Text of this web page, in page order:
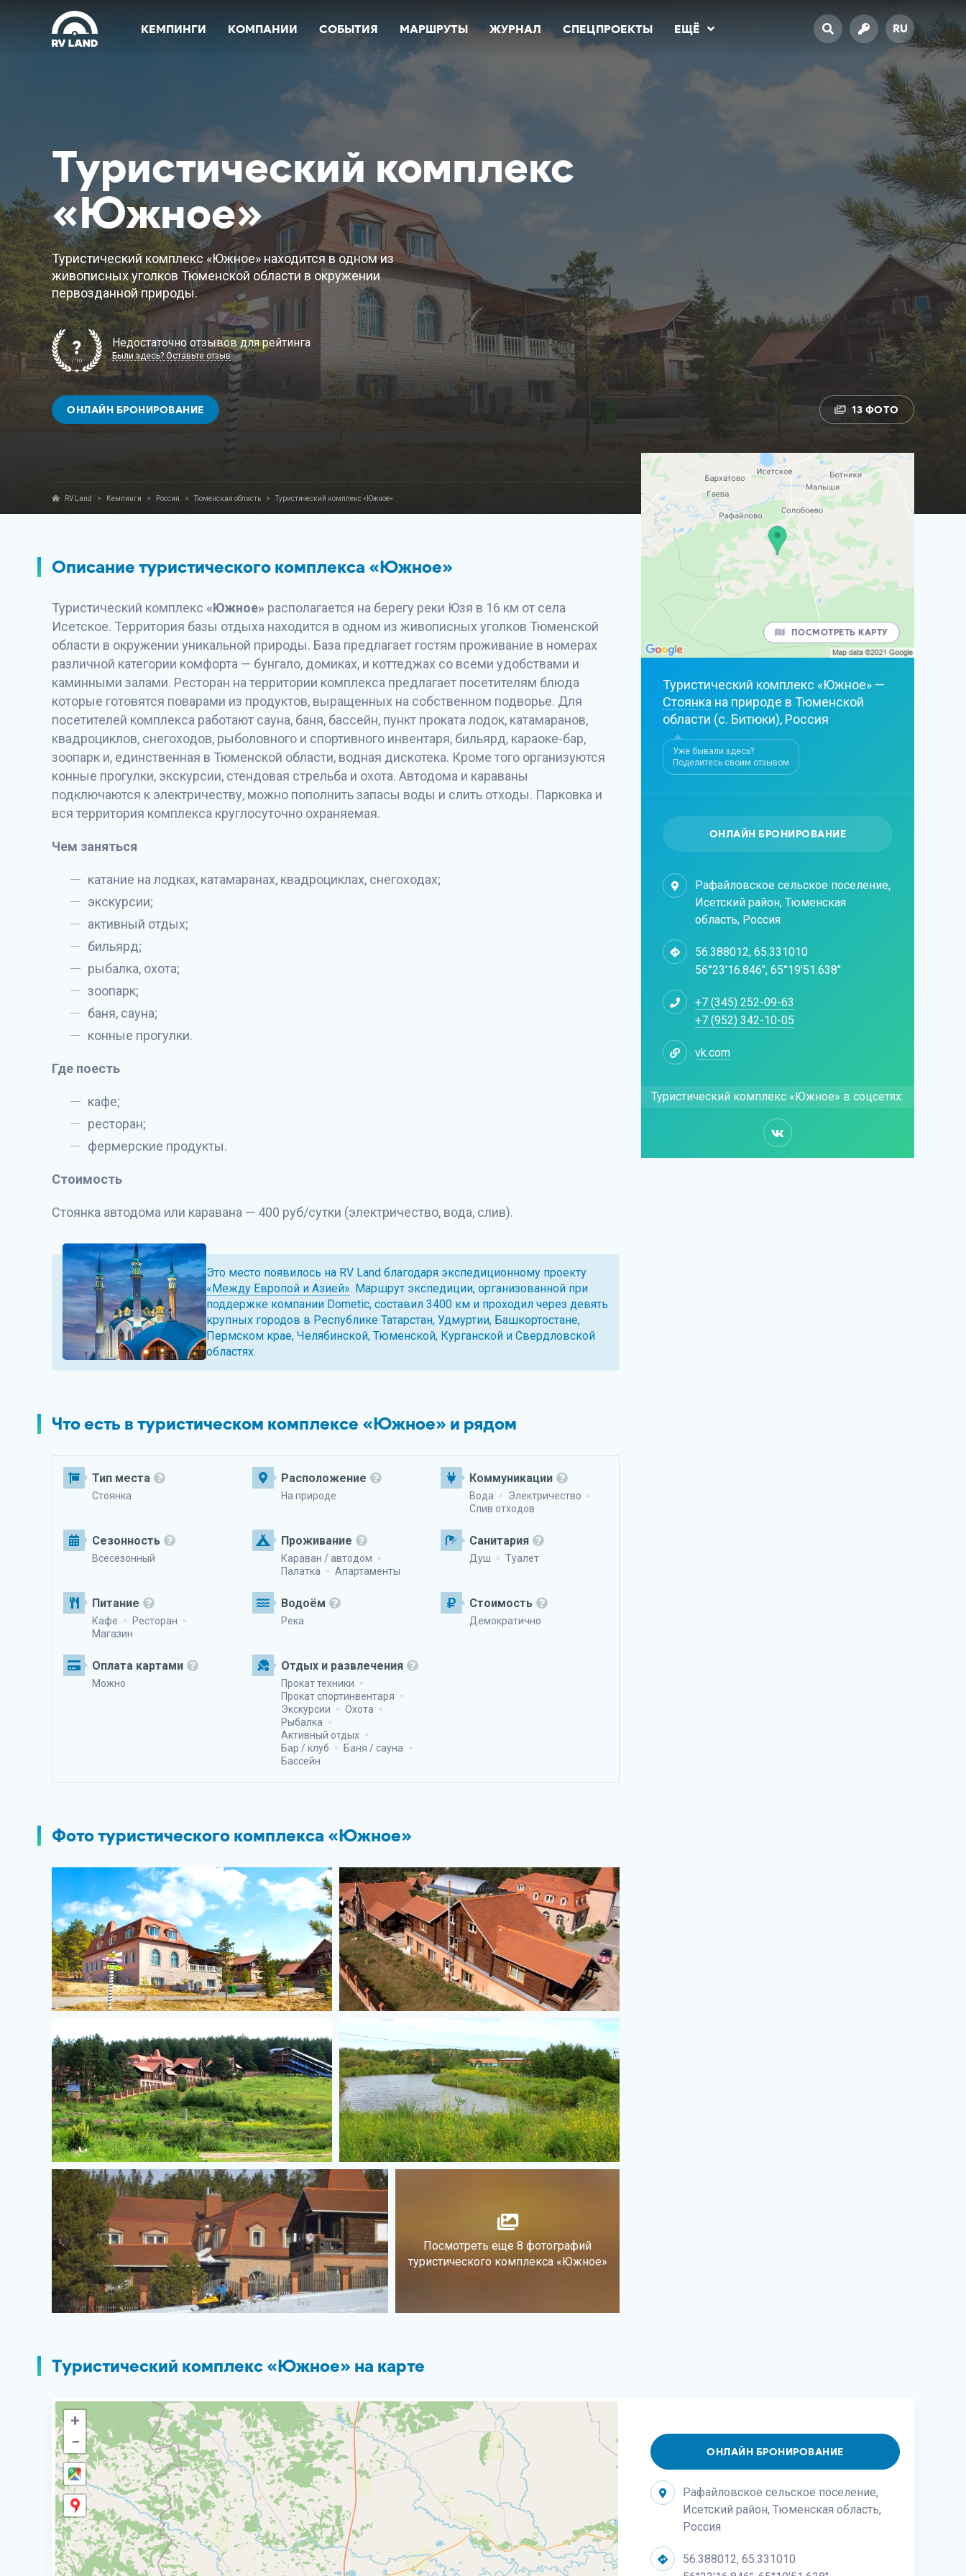
КЕМПИНГИ КОМПАНИИ СОБЫТИЯ МАРШРУТЫ ЖУРНАЛ СПЕЦПРОЕКТЫ ЕЩЁ RU
Туристический комплекс
«Южное»
Туристический комплекс «Южное» находится в одном из
живописных уголков Тюменской области в окружении
первозданной природы.
?
/ 10
Недостаточно отзывов для рейтинга
Были здесь? Оставьте отзыв
ОНЛАЙН БРОНИРОВАНИЕ 13 ФОТО
RV Land > Кемпинги > Россия > Тюменская область > Туристический комплекс «Южное»
Описание туристического комплекса «Южное»
Туристический комплекс «Южное» располагается на берегу реки Юзя в 16 км от села
Исетское. Территория базы отдыха находится в одном из живописных уголков Тюменской
области в окружении уникальной природы. База предлагает гостям проживание в номерах
различной категории комфорта — бунгало, домиках, и коттеджах со всеми удобствами и
каминными залами. Ресторан на территории комплекса предлагает посетителям блюда
которые готовятся поварами из продуктов, выращенных на собственном подворье. Для
посетителей комплекса работают сауна, баня, бассейн, пункт проката лодок, катамаранов,
квадроциклов, снегоходов, рыболовного и спортивного инвентаря, бильярд, караоке-бар,
зоопарк и, единственная в Тюменской области, водная дискотека. Кроме того организуются
конные прогулки, экскурсии, стендовая стрельба и охота. Автодома и караваны
подключаются к электричеству, можно пополнить запасы воды и слить отходы. Парковка и
вся территория комплекса круглосуточно охраняемая.
Чем заняться
катание на лодках, катамаранах, квадроциклах, снегоходах;
экскурсии;
активный отдых;
бильярд;
рыбалка, охота;
зоопарк;
баня, сауна;
конные прогулки.
Где поесть
кафе;
ресторан;
фермерские продукты.
Стоимость
Стоянка автодома или каравана — 400 руб/сутки (электричество, вода, слив).
Это место появилось на RV Land благодаря экспедиционному проекту
«Между Европой и Азией». Маршрут экспедиции, организованной при
поддержке компании Dometic, составил 3400 км и проходил через девять
крупных городов в Республике Татарстан, Удмуртии, Башкортостане,
Пермском крае, Челябинской, Тюменской, Курганской и Свердловской
областях.
Что есть в туристическом комплексе «Южное» и рядом
Тип места
Стоянка
Расположение
На природе
Коммуникации
Вода
Электричество
Слив отходов
Сезонность
Всесезонный
Проживание
Караван / автодом
Палатка
Апартаменты
Санитария
Душ Туалет
Питание
Кафе
Ресторан
Магазин
Водоём
Река
Стоимость
Демократично
Оплата картами
Можно
Отдых и развлечения
Прокат техники
Прокат спортинвентаря
Экскурсии
Охота
Рыбалка
Активный отдых
Бар / клуб
Баня / сауна
Бассейн
Фото туристического комплекса «Южное»
Посмотреть еще 8 фотографий
туристического комплекса «Южное»
ПОСМОТРЕТЬ КАРТУ
Туристический комплекс «Южное» —
Стоянка на природе в Тюменской
области (с. Битюки), Россия
Уже бывали здесь?
Поделитесь своим отзывом
ОНЛАЙН БРОНИРОВАНИЕ
Рафайловское сельское поселение,
Исетский район, Тюменская
область, Россия
56.388012, 65.331010
56°23'16.846", 65°19'51.638"
+7 (345) 252-09-63
+7 (952) 342-10-05
vk.com
Туристический комплекс «Южное» в соцсетях:
Туристический комплекс «Южное» на карте
+
−
ОНЛАЙН БРОНИРОВАНИЕ
Рафайловское сельское поселение,
Исетский район, Тюменская область,
Россия
56.388012, 65.331010